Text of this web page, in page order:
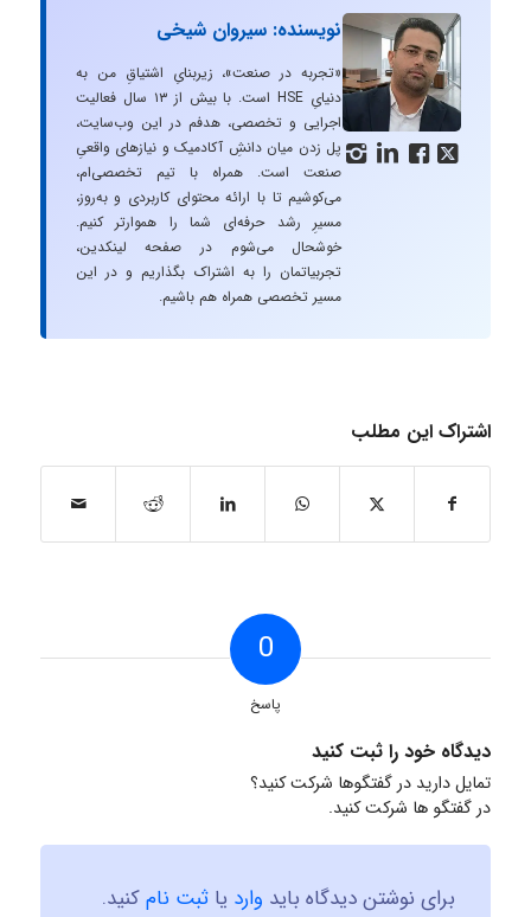
   
نویسنده: سیروان شیخی
«تجربه در صنعت»، زیربنایِ اشتیاقِ من به
دنیایِ HSE است. با بیش از ۱۳ سال فعالیت
اجرایی و تخصصی، هدفم در این وب‌سایت،
پل زدن میان دانشِ آکادمیک و نیازهای واقعیِ
صنعت است. همراه با تیم تخصصی‌ام،
می‌کوشیم تا با ارائه محتوای کاربردی و به‌روز،
مسیرِ رشد حرفه‌ای شما را هموارتر کنیم.
خوشحال می‌شوم در صفحه لینکدین،
تجربیاتمان را به اشتراک بگذاریم و در این
مسیر تخصصی همراه هم باشیم.
اشتراک این مطلب
0
پاسخ
دیدگاه خود را ثبت کنید
تمایل دارید در گفتگوها شرکت کنید؟
در گفتگو ها شرکت کنید.
برای نوشتن دیدگاه باید وارد یا ثبت نامکنید.